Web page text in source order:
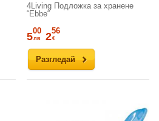
4Living Подложка за хранене
“Ebbe“
Разгледай
500
лв 256
€